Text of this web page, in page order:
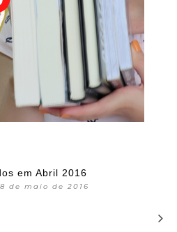
em Abril 2016
de maio de 2016